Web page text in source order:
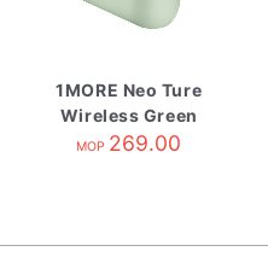
1MORE Neo Ture
Wireless Green
MOP 269.00